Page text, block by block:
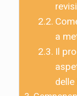
a
Il